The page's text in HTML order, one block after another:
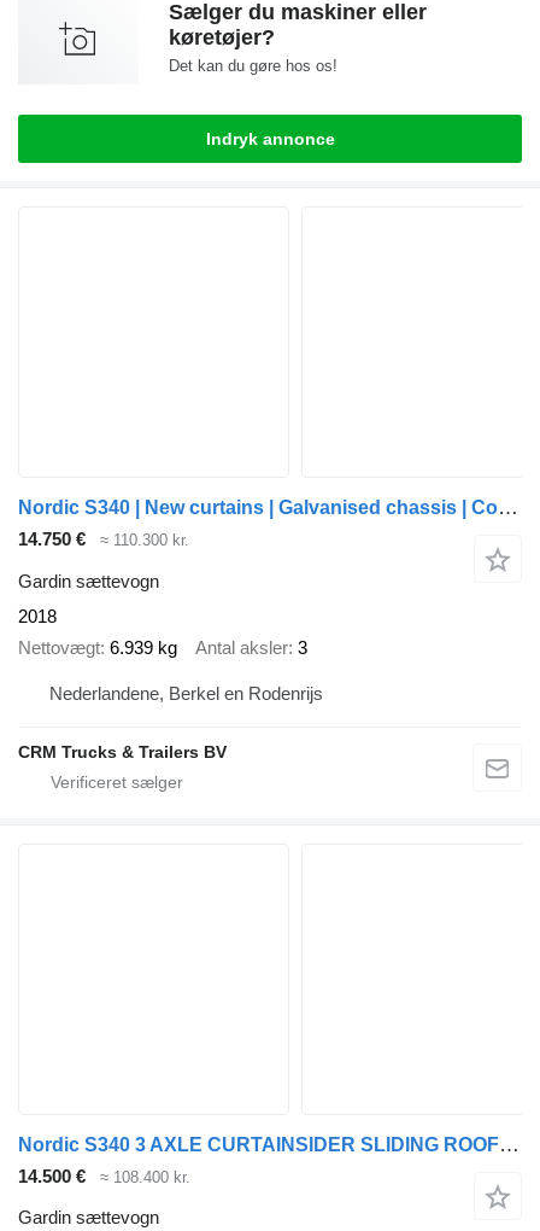
Sælger du maskiner eller
køretøjer?
Det kan du gøre hos os!
Indryk annonce
Nordic S340 | New curtains | Galvanised chassis | Code XL | Anti-theft
14.750 € ≈ 110.300 kr.
Gardin sættevogn
2018
Nettovægt 6.939 kg Antal aksler 3
Nederlandene, Berkel en Rodenrijs
CRM Trucks & Trailers BV
Nordic S340 3 AXLE CURTAINSIDER SLIDING ROOF , NEW TILTS ,GALVANISED CH
14.500 € ≈ 108.400 kr.
Gardin sættevogn